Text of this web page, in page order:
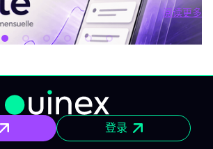
迟，把事情留到“以后”，最后只能被动应对市
。 IVLite正是基于这个现象而诞生的。每月
事：IVT的核心内容通知。 IVLite究竟是什
的访问权，仅此而已。 具体来说，你会在手机
们制作的清晰计划、短期及中期简报和市场回
态，不会有无关填充内容。 专为积极投资、
，无法整天盯着屏幕的人设计。 你将获得哪
信息 清晰的情景与关键位，一目了然。你会明
。 明确的计划 预设了操作框架：关注区域、
不是临场才应付市场，而是有备而来。 短中
我们抓住波动性；趋势确定时，我们有系统地
阅读更多
阅读
登录